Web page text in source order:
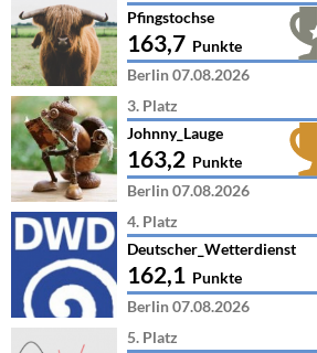
Pfingstochse
163,7 Punkte
Berlin 07.08.2026
3. Platz
Johnny_Lauge
163,2 Punkte
Berlin 07.08.2026
4. Platz
Deutscher_Wetterdienst
162,1 Punkte
Berlin 07.08.2026
5. Platz